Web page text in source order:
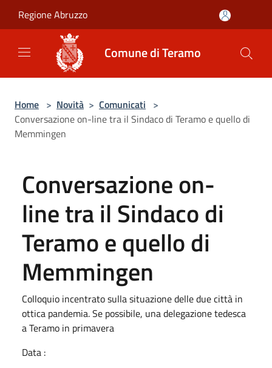
Regione Abruzzo
Comune di Teramo
Home > Novità > Comunicati >
Conversazione on-line tra il Sindaco di Teramo e quello di
Memmingen
Conversazione on-
line tra il Sindaco di
Teramo e quello di
Memmingen
Colloquio incentrato sulla situazione delle due città in
ottica pandemia. Se possibile, una delegazione tedesca
a Teramo in primavera
Data :